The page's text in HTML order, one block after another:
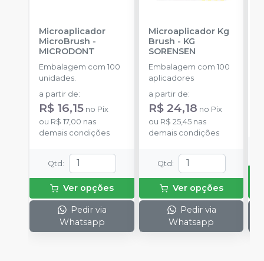
Microaplicador
MicroBrush -
MICRODONT
Embalagem com 100
unidades.
a partir de:
R$ 16,15 no Pix
ou R$ 17,00 nas
demais condições
Qtd :
Ver opções
Pedir via
Whatsapp
Microaplicador Kg
Brush - KG
SORENSEN
Embalagem com 100
aplicadores
a partir de:
R$ 24,18 no Pix
ou R$ 25,45nas
demais condições
Qtd :
Ver opções
Pedir via
Whatsapp